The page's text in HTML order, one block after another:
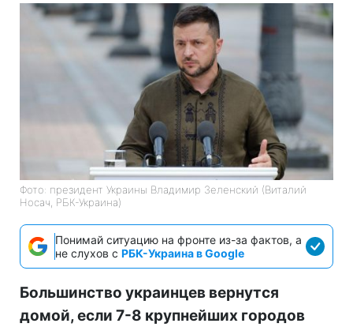
Фото: президент Украины Владимир Зеленский (Виталий
Носач, РБК-Украина)
Понимай ситуацию на фронте из-за фактов, а
не слухов с РБК-Украина в Google
Большинство украинцев вернутся
домой, если 7-8 крупнейших городов